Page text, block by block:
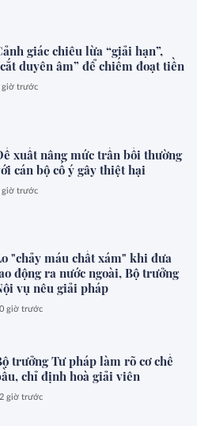
giác chiêu lừa “giải hạn”,
duyên âm” để chiếm đoạt tiền
giờ trước
xuất nâng mức trần bồi thường
cán bộ cố ý gây thiệt hại
giờ trước
"chảy máu chất xám" khi đưa
động ra nước ngoài, Bộ trưởng
vụ nêu giải pháp
giờ trước
trưởng Tư pháp làm rõ cơ chế
chỉ định hoà giải viên
giờ trước